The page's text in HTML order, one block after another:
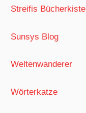
Streifis Bücherkiste
Sunsys Blog
Weltenwanderer
Wörterkatze